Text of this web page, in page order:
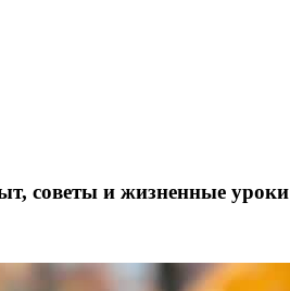
советы и жизненные уроки